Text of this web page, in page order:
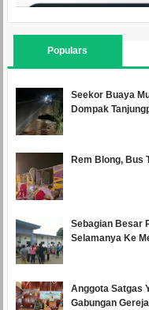
Populars
Seekor Buaya
Dompak
Rem Blong, Bus
Sebagian Besar
Selamanya Ke
Anggota Satgas
Gabungan Gereja